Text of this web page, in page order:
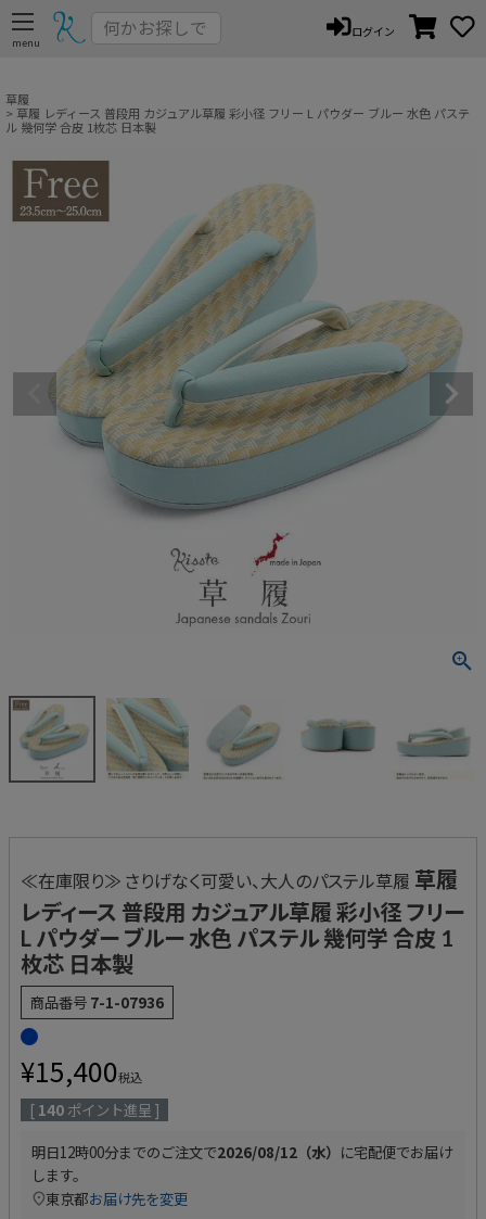
ログイン
草履
草履 レディース 普段用 カジュアル草履 彩小径 フリー L パウダー ブルー 水色 パステ
ル 幾何学 合皮 1枚芯 日本製
≪在庫限り≫ さりげなく可愛い、大人のパステル草履 草履
レディース 普段用 カジュアル草履 彩小径 フリー
L パウダー ブルー 水色 パステル 幾何学 合皮 1
枚芯 日本製
商品番号 7-1-07936
¥15,400税込
[ 140 ポイント進呈 ]
明日12時00分までのご注文で2026/08/12（水） に宅配便でお届け
します。
東京都お届け先を変更
ペー
ジト